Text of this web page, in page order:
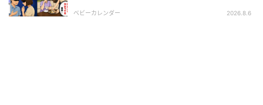
ベビーカレンダー 2026.8.6